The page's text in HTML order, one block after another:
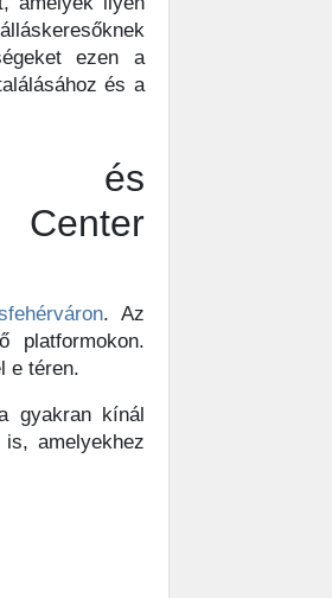
ezen a
és a
és
Center
. Az
platformokon.
e téren.
gyakran kínál
amelyekhez